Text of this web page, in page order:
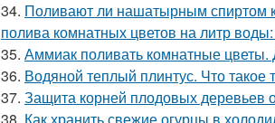
34. Поливают ли нашатырным спиртом
полива комнатных цветов на литр
35. Аммиак поливать комнатные цветы.
36. Водяной теплый плинтус. Что такое
37. Защита корней плодовых деревьев